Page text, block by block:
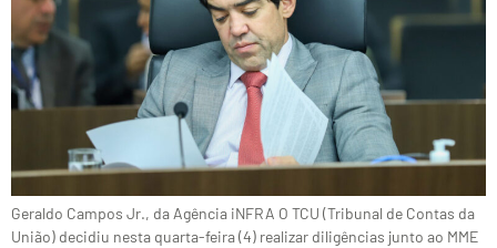
Geraldo Campos Jr., da Agência iNFRA O TCU (Tribunal de Contas da
União) decidiu nesta quarta-feira (4) realizar diligências junto ao MME